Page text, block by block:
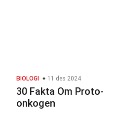
BIOLOGI 11 des 2024
30 Fakta Om Proto-
onkogen